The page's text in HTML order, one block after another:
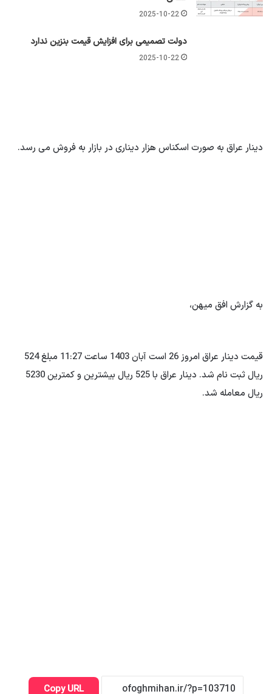
2025-10-22
دولت تصمیمی برای افزایش قیمت بنزین ندارد
2025-10-22
دینار عراق به صورت اسکناس هزار دیناری در بازار به فروش می رسد.
به گزارش افق میهن،
قیمت دینار عراق امروز 26 است آبان 1403 ساعت 11:27 مبلغ 524
ریال ثبت نام شد. دینار عراق با 525 ریال بیشترین و کمترین 5230
ریال معامله شد.
Copy URL